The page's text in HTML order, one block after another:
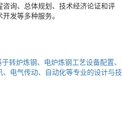
询、总体规划、技术经济论证和评
发等多种服务。
转炉炼钢、电炉炼钢工艺设备配置、
电气传动、自动化等专业的设计与技